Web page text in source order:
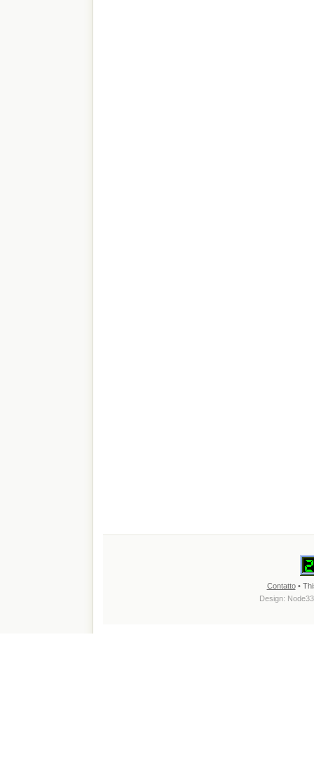
Contatto•
Design: Node33